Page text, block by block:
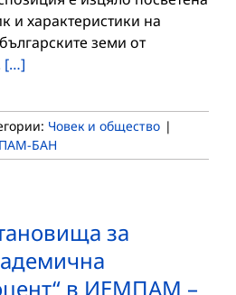
и характеристики на
земи от
[…]
Човек и общество |
БАН
за
в ИЕМПАМ –